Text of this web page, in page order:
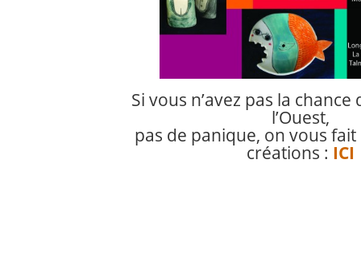
Si vous n’avez pas la chance
l’Ouest,
pas de panique, on vous
créations : ICI